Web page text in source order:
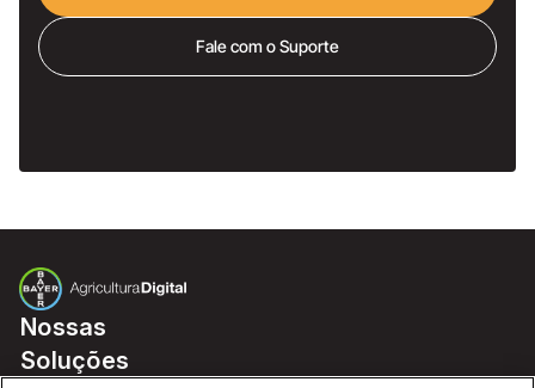
Fale com o Suporte
Nossas
Soluções